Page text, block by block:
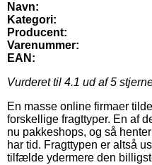
Navn:
Kategori:
Producent:
Varenummer:
EAN:
Vurderet til 4.1 ud af 5
En masse online firmaer
forskellige fragttyper. En af
nu pakkeshops, og så
har tid. Fragttypen er altså
tilfælde ydermere den